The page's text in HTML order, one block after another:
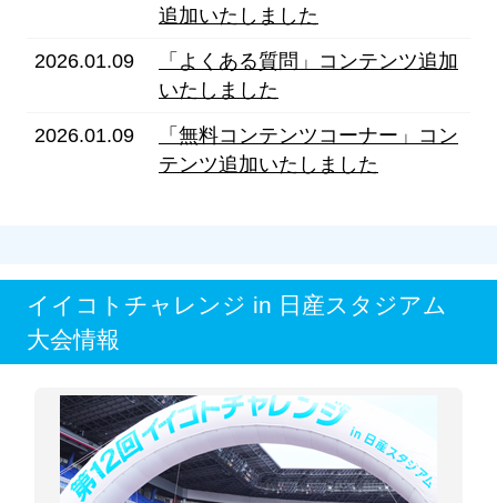
追加いたしました
2026.01.09
「よくある質問」コンテンツ追加
いたしました
2026.01.09
「無料コンテンツコーナー」コン
テンツ追加いたしました
イイコトチャレンジ in 日産スタジアム
大会情報